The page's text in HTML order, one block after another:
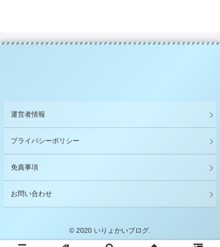
運営者情報
プライバシーポリシー
免責事項
お問い合わせ
© 2020 いりょかいブログ.